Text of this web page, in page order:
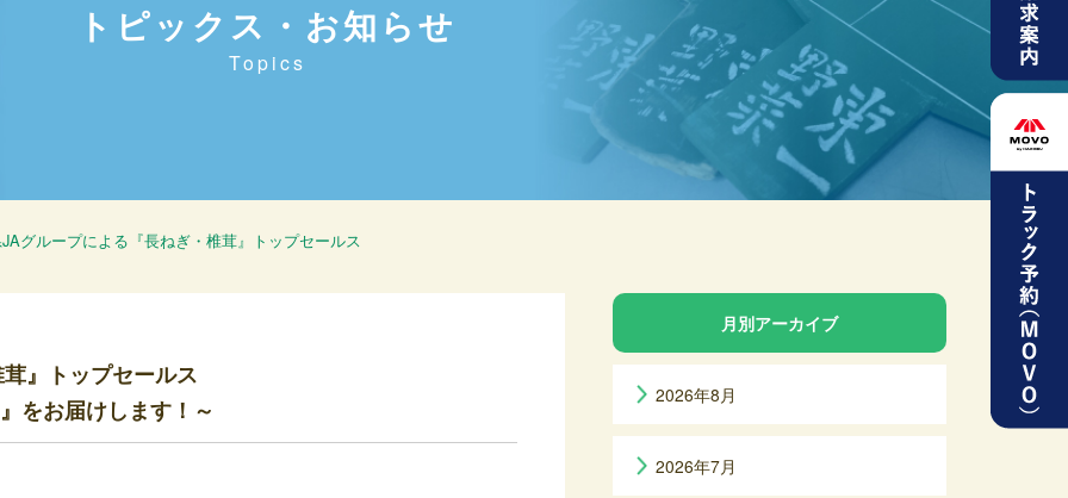
トピックス・お知らせ
Topics
グループによる『長ねぎ・椎茸』トップセールス
』トップセールス
をお届けします！～
月別アーカイブ
2026年8月
2026年7月